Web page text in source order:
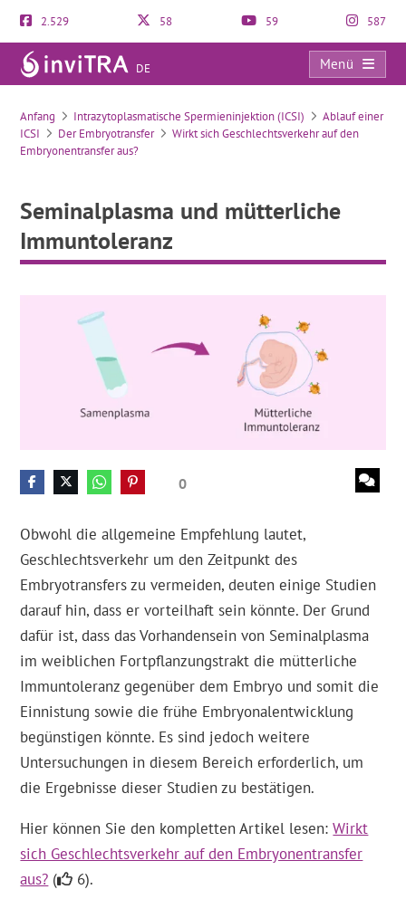
2.529 58 59 587
DE
Menü
Seminalplasma und mütterliche Immuntoleranz
Anfang Intrazytoplasmatische Spermieninjektion (ICSI)
Ablauf einer
ICSI
Der Embryotransfer
Wirkt sich Geschlechtsverkehr auf den
Embryonentransfer aus?
Seminalplasma und mütterliche
Immuntoleranz
0
Obwohl die allgemeine Empfehlung lautet,
Geschlechtsverkehr um den Zeitpunkt des
Embryotransfers zu vermeiden, deuten einige Studien
darauf hin, dass er vorteilhaft sein könnte. Der Grund
dafür ist, dass das Vorhandensein von Seminalplasma
im weiblichen Fortpflanzungstrakt die mütterliche
Immuntoleranz gegenüber dem Embryo und somit die
Einnistung sowie die frühe Embryonalentwicklung
begünstigen könnte. Es sind jedoch weitere
Untersuchungen in diesem Bereich erforderlich, um
die Ergebnisse dieser Studien zu bestätigen.
Hier können Sie den kompletten Artikel lesen:Wirkt
sich Geschlechtsverkehr auf den Embryonentransfer
aus? ( 6).